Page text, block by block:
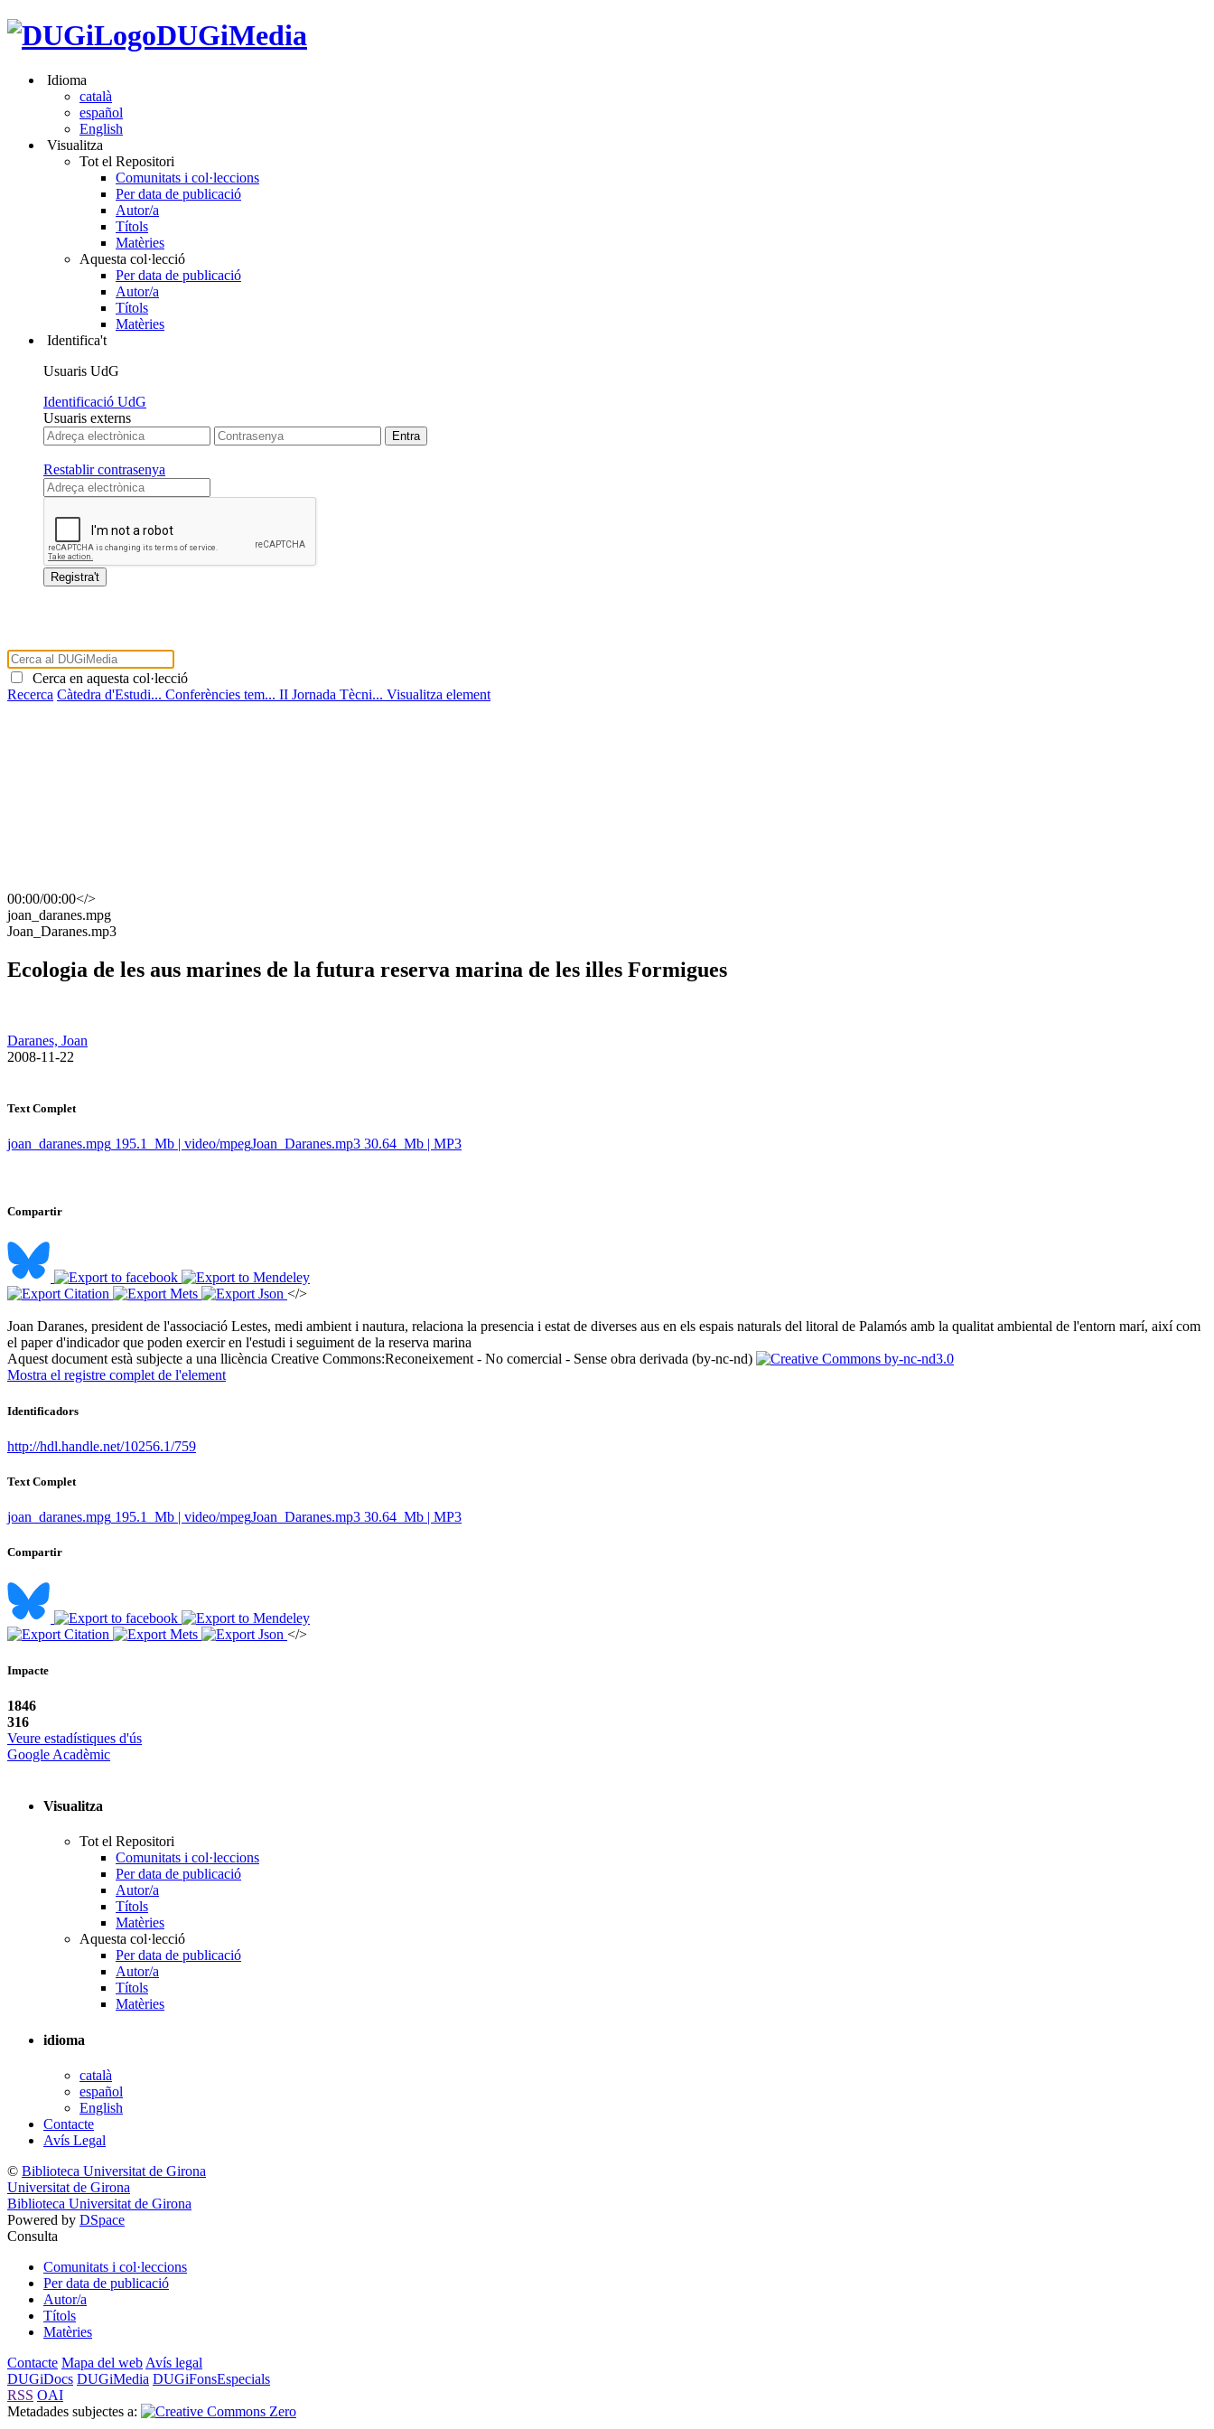
DUGiMedia
Idioma
català
español
English
Visualitza
Tot el Repositori
Comunitats i col·leccions
Per data de publicació
Autor/a
Títols
Matèries
Aquesta col·lecció
Per data de publicació
Autor/a
Títols
Matèries
Identifica't
Usuaris UdG
Identificació UdG
Usuaris externs
Restablir contrasenya
Cerca en aquesta col·lecció
Recerca Càtedra d'Estudi... Conferències tem... II Jornada Tècni... Visualitza element
00:00/00:00</>
​joan_daranes.mpg
​Joan_Daranes.mp3
Ecologia de les aus marines de la futura reserva marina de les illes Formigues
Daranes, Joan
​ 2008-11-22
Text Complet
joan_daranes.mpg 195.1 Mb | video/mpegJoan_Daranes.mp3 30.64 Mb | MP3
Compartir
</>
Joan Daranes, president de l'associació Lestes, medi ambient i nautura, relaciona la presencia i estat de diverses aus en els espais naturals del litoral de Palamós amb la qualitat ambiental de l'entorn marí, així com
el paper d'indicador que poden exercir en l'estudi i seguiment de la reserva marina ​
Aquest document està subjecte a una llicència Creative Commons:Reconeixement - No comercial - Sense obra derivada (by-nc-nd)
Mostra el registre complet de l'element
Identificadors
http://hdl.handle.net/10256.1/759
Text Complet
joan_daranes.mpg 195.1 Mb | video/mpegJoan_Daranes.mp3 30.64 Mb | MP3
Compartir
</>
Impacte
1846
316
Veure estadístiques d'ús
Google Acadèmic
Visualitza
Tot el Repositori
Comunitats i col·leccions
Per data de publicació
Autor/a
Títols
Matèries
Aquesta col·lecció
Per data de publicació
Autor/a
Títols
Matèries
idioma
català
español
English
Contacte
Avís Legal
© Biblioteca Universitat de Girona
Universitat de Girona
Biblioteca Universitat de Girona
Powered by DSpace
Consulta
Comunitats i col·leccions
Per data de publicació
Autor/a
Títols
Matèries
Contacte Mapa del web Avís legal
DUGiDocs DUGiMedia DUGiFonsEspecials
RSS OAI
Metadades subjectes a: